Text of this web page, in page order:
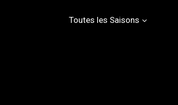
Toutes les Saisons